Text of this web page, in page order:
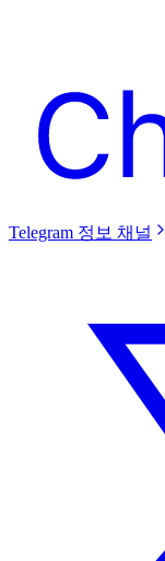
Telegram 정보 채널